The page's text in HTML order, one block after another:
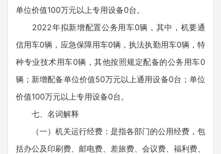
单位价值100万元以上专用设备0台。
2022年拟新增配置公务用车0辆，其中，机要通
信用车0辆，应急保障用车0辆，执法执勤用车0辆，特
种专业技术用车0辆，其他按照规定配备的公务用车0
辆；新增配备单位价值50万元以上通用设备0台；单位
价值100万元以上专用设备0台。
七、名词解释
（一）机关运行经费：是指各部门的公用经费，包
括办公及印刷费、邮电费、差旅费、会议费、福利费、